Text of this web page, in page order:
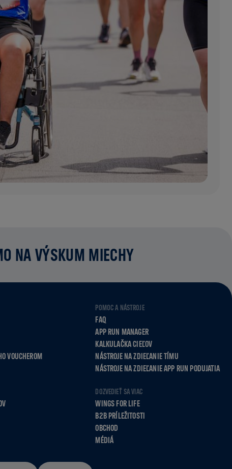
NA VÝSKUM MIECHY
VOUCHEROM
POMOC A NÁSTROJE
FAQ
APP RUN MANAGER
KALKULAČKA CIEĽOV
NÁSTROJE NA ZDIEĽANIE TÍMU
NÁSTROJE NA ZDIEĽANIE APP RUN PODUJATIA
DOZVEDIEŤ SA VIAC
WINGS FOR LIFE
B2B PRÍLEŽITOSTI
OBCHOD
MÉDIÁ